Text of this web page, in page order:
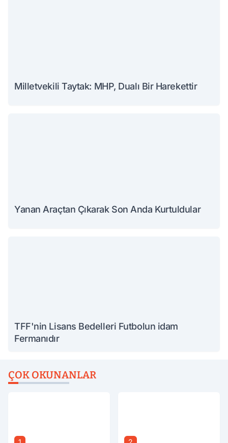
Milletvekili Taytak: MHP, Dualı Bir Harekettir
Yanan Araçtan Çıkarak Son Anda Kurtuldular
TFF'nin Lisans Bedelleri Futbolun idam
Fermanıdır
ÇOK OKUNANLAR